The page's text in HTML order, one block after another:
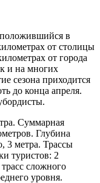
в
от столицы
от города
и на многих
сезона приходится
до конца апреля.
Суммарная
Глубина
3 метра. Трассы
туристов: 2
сложного
уровня.